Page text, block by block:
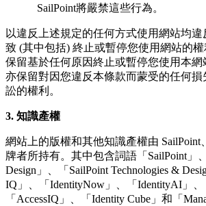
SailPoint將嚴禁這些行為。
以違反上述規定的任何方式使用網站均
致 (其中包括) 終止或暫停您使用網站的權
保留基於任何原因終止或暫停您使用本網
亦保留對因您違反本條款而蒙受的任何
訟的權利。
3. 知識產權
網站上的版權和其他知識產權由
牌者所持有。其中包含詞語「SailPoint」
Design」、「SailPoint Technologies &
IQ」、「IdentityNow」、「IdentityAI」、
「AccessIQ」、「Identity Cube」和「